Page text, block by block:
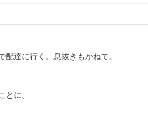
達に行く。息抜きもかねて。
とに。